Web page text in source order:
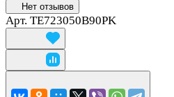
Нет отзывов
Арт. TE723050B90PK